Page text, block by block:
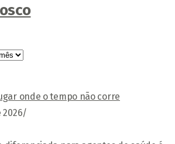
onde o tempo não corre
2026/